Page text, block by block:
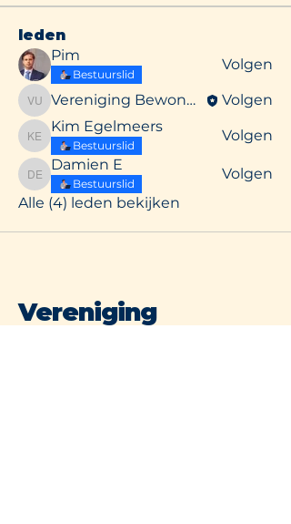
leden
Pim
Bestuurslid
Volgen
Vereniging Bewoners Uilenstede
Vereniging Bewoners Uilenstede Volgen
Kim Egelmeers
Kim Egelmeers
Bestuurslid
Volgen
Damien E
Damien E
Bestuurslid
Volgen
Alle (4) leden bekijken
Vereniging